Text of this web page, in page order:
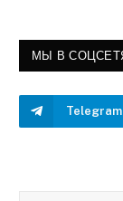
МЫ В
Telegram